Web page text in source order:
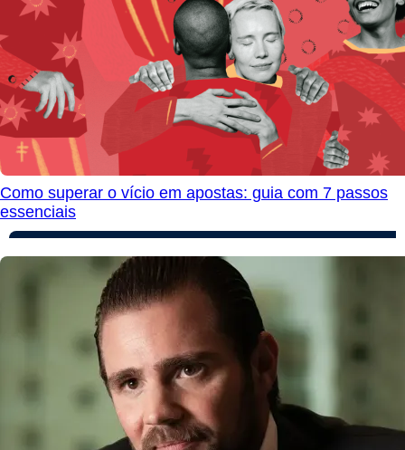
Como superar o vício em apostas: guia com 7 passos
essenciais